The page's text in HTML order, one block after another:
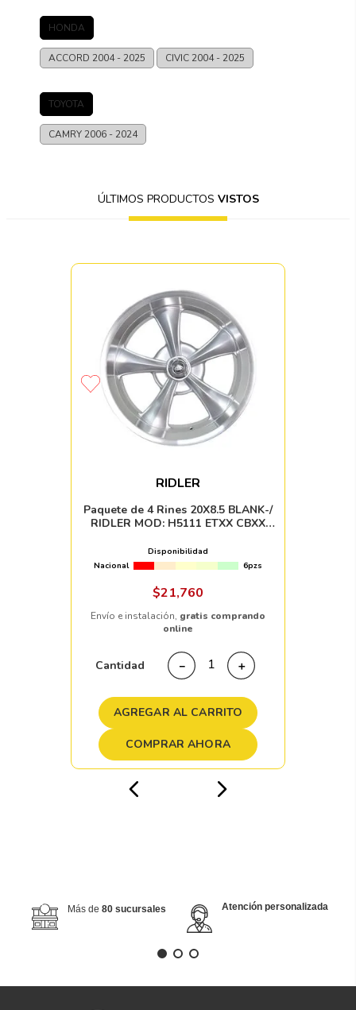
HONDA
ACCORD 2004 - 2025 CIVIC 2004 - 2025
TOYOTA
CAMRY 2006 - 2024
ÚLTIMOS PRODUCTOS VISTOS
RIDLER
Paquete de 4 Rines 20X8.5 BLANK-/
RIDLER MOD: H5111 ETXX CBXX
Disponibilidad
Nacional
6pzs
$21,760
Envío e instalación, gratis comprando
online
Cantidad ＋
－
AGREGAR AL CARRITO
COMPRAR AHORA
Más de 80 sucursales Atención personalizada